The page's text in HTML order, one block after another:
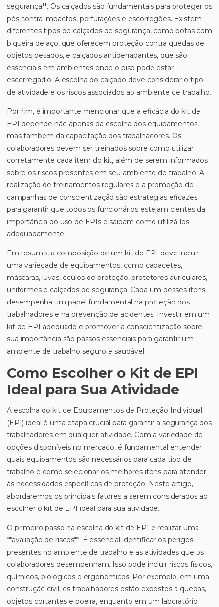
segurança**. Os calçados são fundamentais para proteger os
pés contra impactos, perfurações e escorregões. Existem
diferentes tipos de calçados de segurança, como botas com
biqueira de aço, que oferecem proteção contra quedas de
objetos pesados, e calçados antiderrapantes, que são
essenciais em ambientes onde o piso pode estar
escorregadio. A escolha do calçado deve considerar o tipo
de atividade e os riscos associados ao ambiente de trabalho.
Por fim, é importante mencionar que a eficácia do kit de
EPI depende não apenas da escolha dos equipamentos,
mas também da capacitação dos trabalhadores. Os
colaboradores devem ser treinados sobre como utilizar
corretamente cada item do kit, além de serem informados
sobre os riscos presentes em seu ambiente de trabalho. A
realização de treinamentos regulares e a promoção de
campanhas de conscientização são estratégias eficazes
para garantir que todos os funcionários estejam cientes da
importância do uso de EPIs e saibam como utilizá-los
adequadamente.
Em resumo, a composição de um kit de EPI deve incluir
uma variedade de equipamentos, como capacetes,
máscaras, luvas, óculos de proteção, protetores auriculares,
uniformes e calçados de segurança. Cada um desses itens
desempenha um papel fundamental na proteção dos
trabalhadores e na prevenção de acidentes. Investir em um
kit de EPI adequado e promover a conscientização sobre
sua importância são passos essenciais para garantir um
ambiente de trabalho seguro e saudável.
Como Escolher o Kit de EPI
Ideal para Sua Atividade
A escolha do kit de Equipamentos de Proteção Individual
(EPI) ideal é uma etapa crucial para garantir a segurança dos
trabalhadores em qualquer atividade. Com a variedade de
opções disponíveis no mercado, é fundamental entender
quais equipamentos são necessários para cada tipo de
trabalho e como selecionar os melhores itens para atender
às necessidades específicas de proteção. Neste artigo,
abordaremos os principais fatores a serem considerados ao
escolher o kit de EPI ideal para sua atividade.
O primeiro passo na escolha do kit de EPI é realizar uma
**avaliação de riscos**. É essencial identificar os perigos
presentes no ambiente de trabalho e as atividades que os
colaboradores desempenham. Isso pode incluir riscos físicos,
químicos, biológicos e ergonômicos. Por exemplo, em uma
construção civil, os trabalhadores estão expostos a quedas,
objetos cortantes e poeira, enquanto em um laboratório